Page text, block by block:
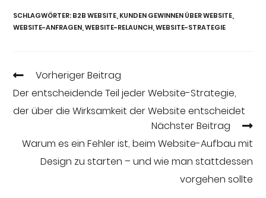
SCHLAGWÖRTER:B2B WEBSITE KUNDEN GEWINNEN ÜBER WEBSITE
WEBSITE-ANFRAGEN WEBSITE-RELAUNCH WEBSITE-STRATEGIE
Vorheriger Beitrag
Der entscheidende Teil jeder Website-Strategie,
der über die Wirksamkeit der Website entscheidet
Nächster Beitrag
Warum es ein Fehler ist, beim Website-Aufbau mit
Design zu starten – und wie man stattdessen
vorgehen sollte